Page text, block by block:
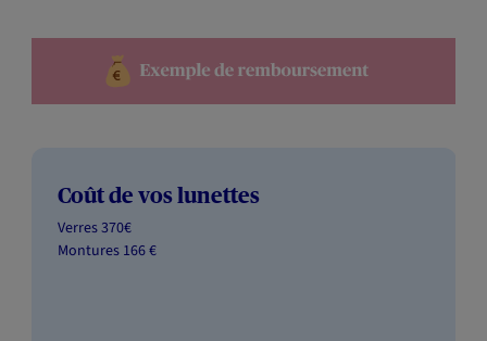
Coût de vos lunettes
Verres 370€ ​
Montures 166 €​